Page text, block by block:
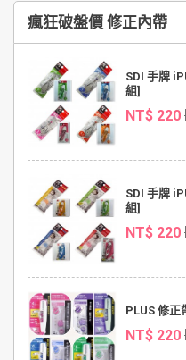
瘋狂破盤價 修正內帶
SDI 手牌
組]
NT$ 220
SDI 手牌
組]
NT$ 220
PLUS 修正
NT$ 220